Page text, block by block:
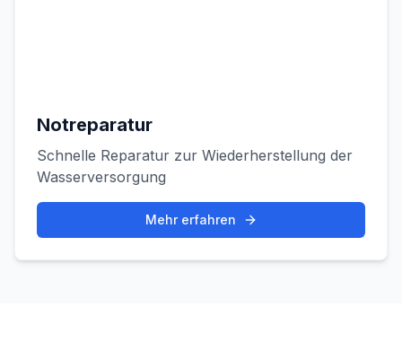
Notreparatur
Schnelle Reparatur zur Wiederherstellung der
Wasserversorgung
Mehr erfahren